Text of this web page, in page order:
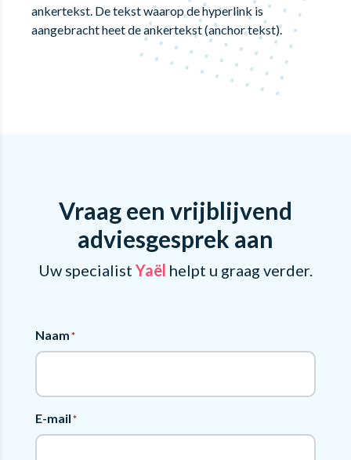
ankertekst. De tekst waarop de hyperlink is
aangebracht heet de ankertekst (anchor tekst).
Vraag een vrijblijvend
adviesgesprek aan
Uw specialist Yaël helpt u graag verder.
Naam*
E-mail*